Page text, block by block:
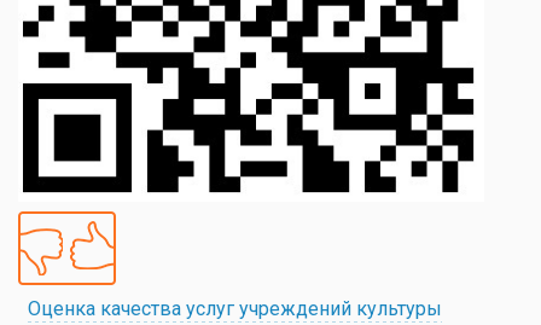
Оценка качества услуг учреждений культуры